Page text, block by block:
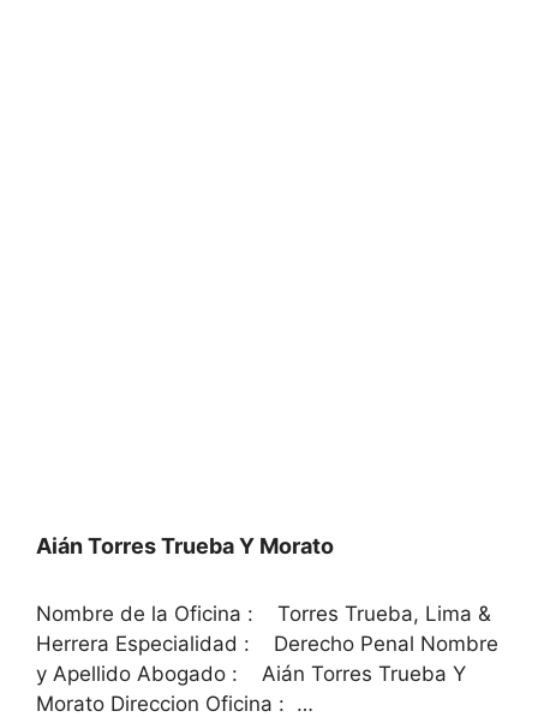
Aián Torres Trueba Y Morato
Nombre de la Oficina : Torres Trueba, Lima &
Herrera Especialidad : Derecho Penal Nombre
y Apellido Abogado : Aián Torres Trueba Y
Morato Direccion Oficina : …